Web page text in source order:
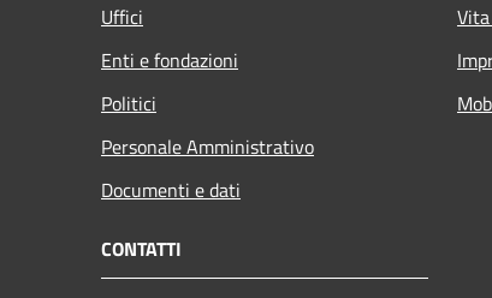
Uffici
Enti e fondazioni
Politici
Personale Amministrativo
Documenti e dati
CONTATTI